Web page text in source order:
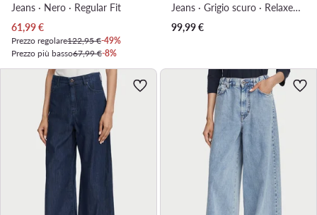
Jeans · Nero · Regular Fit
Prezzo attuale
61,99€
Prezzo regolare122,95 €-49%
Prezzo più basso67,99 €-8%
Jeans · Grigio scuro · Relaxed Fit
99,99€